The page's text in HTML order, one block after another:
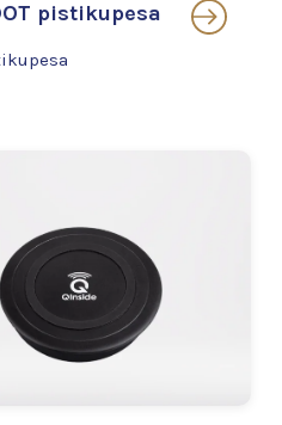
pistikupesa